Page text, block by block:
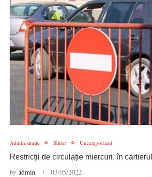
Administratie Slider Uncategorized
Restricții de circulație miercuri, în
by admin 03/05/2022